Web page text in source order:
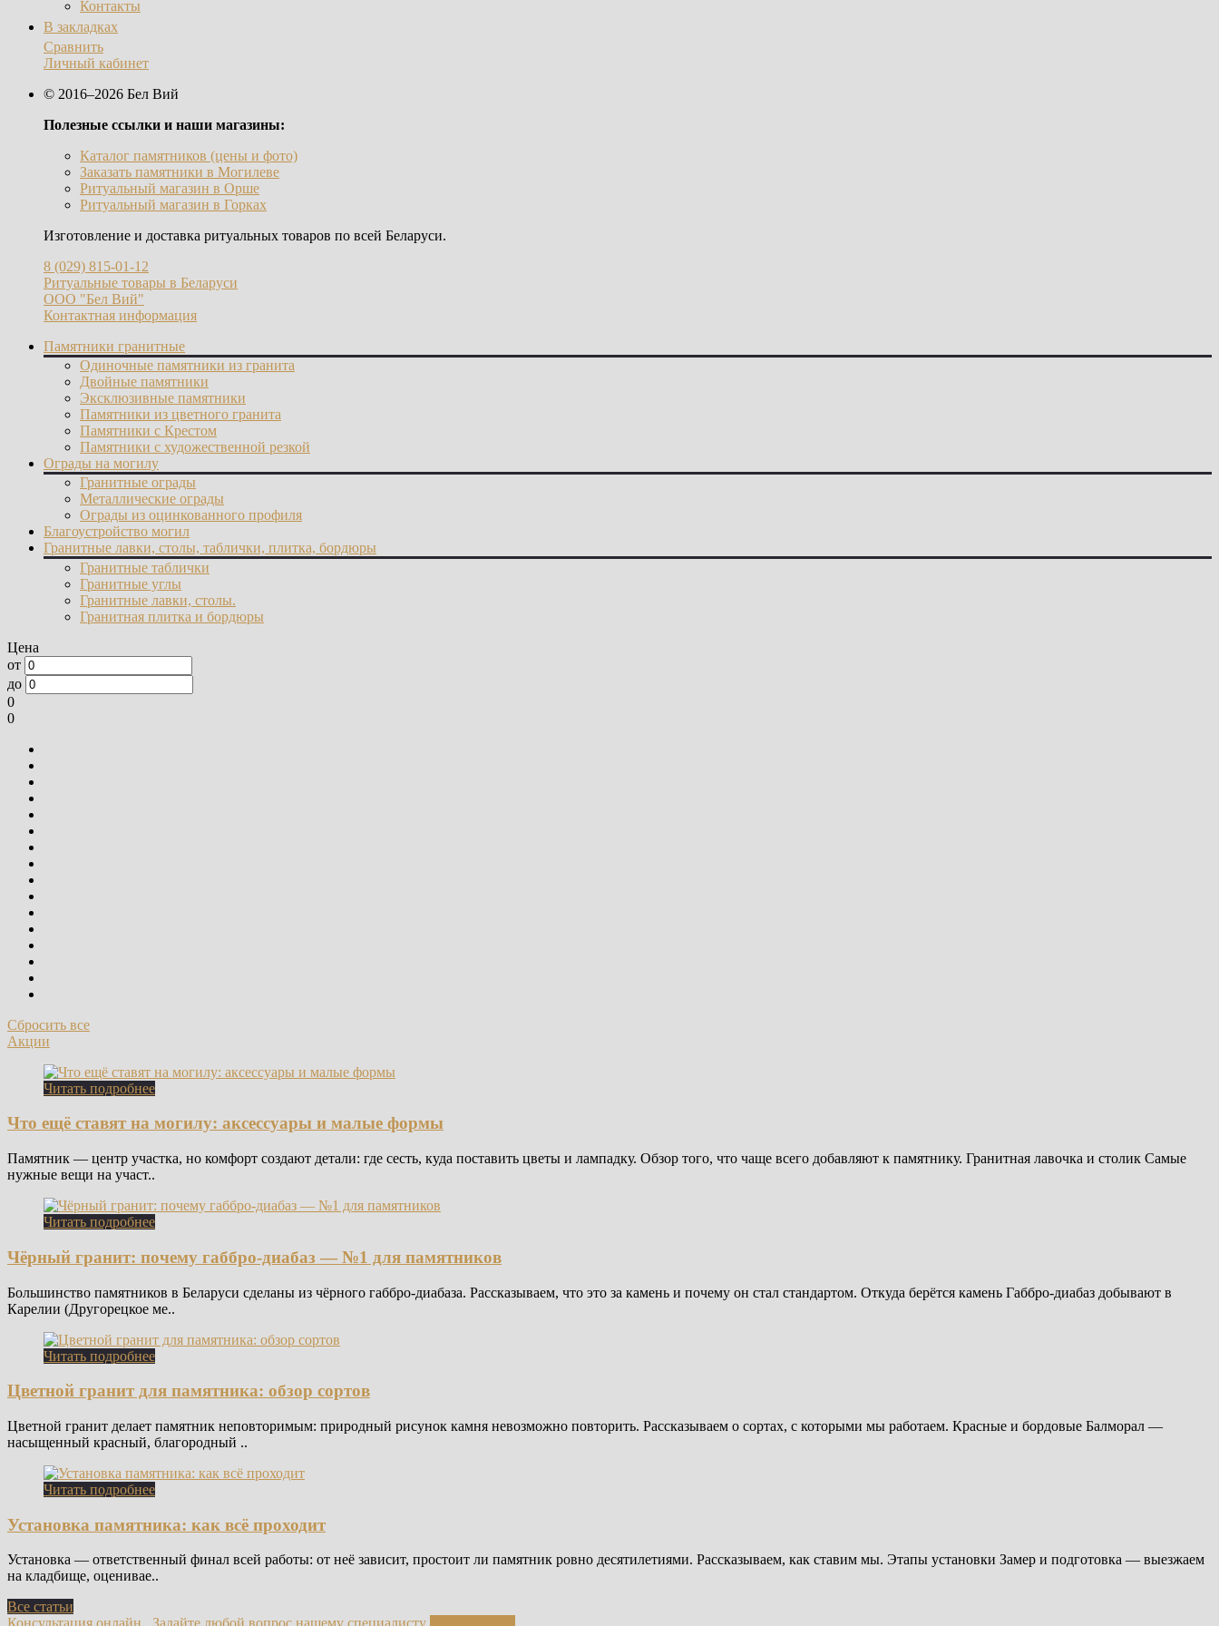
Контакты
В закладках
Сравнить
Личный кабинет
© 2016–2026 Бел Вий
Полезные ссылки и наши магазины:
Каталог памятников (цены и фото)
Заказать памятники в Могилеве
Ритуальный магазин в Орше
Ритуальный магазин в Горках
Изготовление и доставка ритуальных товаров по всей Беларуси.
8 (029) 815-01-12
Ритуальные товары в Беларуси
ООО "Бел Вий"
Контактная информация
Памятники гранитные
Одиночные памятники из гранита
Двойные памятники
Эксклюзивные памятники
Памятники из цветного гранита
Памятники с Крестом
Памятники с художественной резкой
Ограды на могилу
Гранитные ограды
Металлические ограды
Ограды из оцинкованного профиля
Благоустройство могил
Гранитные лавки, столы, таблички, плитка, бордюры
Гранитные таблички
Гранитные углы
Гранитные лавки, столы.
Гранитная плитка и бордюры
Цена
от
до
0
0
Сбросить все
Акции
Читать подробнее
Что ещё ставят на могилу: аксессуары и малые формы
Памятник — центр участка, но комфорт создают детали: где сесть, куда поставить цветы и лампадку. Обзор того, что чаще всего добавляют к памятнику. Гранитная лавочка и столик Самые
нужные вещи на участ..
Читать подробнее
Чёрный гранит: почему габбро-диабаз — №1 для памятников
Большинство памятников в Беларуси сделаны из чёрного габбро-диабаза. Рассказываем, что это за камень и почему он стал стандартом. Откуда берётся камень Габбро-диабаз добывают в
Карелии (Другорецкое ме..
Читать подробнее
Цветной гранит для памятника: обзор сортов
Цветной гранит делает памятник неповторимым: природный рисунок камня невозможно повторить. Рассказываем о сортах, с которыми мы работаем. Красные и бордовые Балморал —
насыщенный красный, благородный ..
Читать подробнее
Установка памятника: как всё проходит
Установка — ответственный финал всей работы: от неё зависит, простоит ли памятник ровно десятилетиями. Рассказываем, как ставим мы. Этапы установки Замер и подготовка — выезжаем
на кладбище, оценивае..
Все статьи